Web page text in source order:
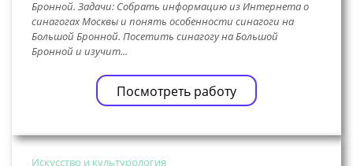
Бронной. Задачи: Собрать информацию из Интернета о
синагогах Москвы и понять особенности синагоги на
Большой Бронной. Посетить синагогу на Большой
Бронной и изучит...
Посмотреть работу
Искусство и культурология